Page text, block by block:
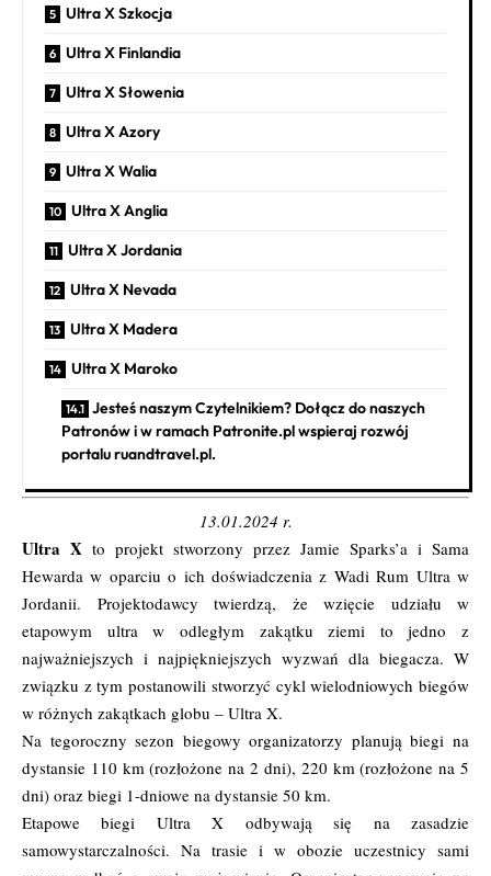
Ultra X Szkocja
Ultra X Finlandia
Ultra X Słowenia
Ultra X Azory
Ultra X Walia
Ultra X Anglia
Ultra X Jordania
Ultra X Nevada
Ultra X Madera
Ultra X Maroko
Jesteś naszym Czytelnikiem? Dołącz do naszych
Patronów i w ramach Patronite.pl wspieraj rozwój
portalu ruandtravel.pl.
13.01.2024 r.
Ultra X to projekt stworzony przez Jamie Sparks’a i Sama
Hewarda w oparciu o ich doświadczenia z Wadi Rum Ultra w
Jordanii. Projektodawcy twierdzą, że wzięcie udziału w
etapowym ultra w odległym zakątku ziemi to jedno z
najważniejszych i najpiękniejszych wyzwań dla biegacza. W
związku z tym postanowili stworzyć cykl wielodniowych biegów
w różnych zakątkach globu – Ultra X.
Na tegoroczny sezon biegowy organizatorzy planują biegi na
dystansie 110 km (rozłożone na 2 dni), 220 km (rozłożone na 5
dni) oraz biegi 1-dniowe na dystansie 50 km.
Etapowe biegi Ultra X odbywają się na zasadzie
samowystarczalności. Na trasie i w obozie uczestnicy sami